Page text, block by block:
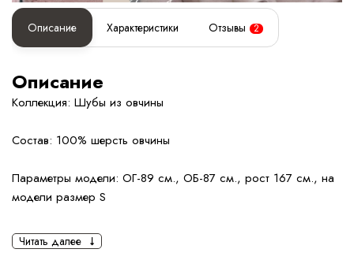
Описание Характеристики Отзывы 2
Описание
Коллекция: Шубы из овчины
Состав: 100% шерсть овчины
Параметры модели: ОГ-89 см., ОБ-87 см., рост 167 см., на
модели размер S
Читать далее